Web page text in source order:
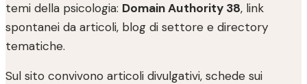
temi della psicologia: Domain Authority 38, link
spontanei da articoli, blog di settore e directory
tematiche.
Sul sito convivono articoli divulgativi, schede sui